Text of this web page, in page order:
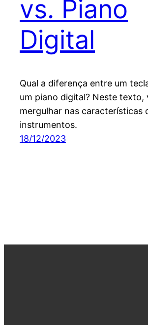
vs. Piano
Digital
Qual a diferença entre um
um piano digital? Neste texto,
mergulhar nas características
instrumentos.
18/12/2023